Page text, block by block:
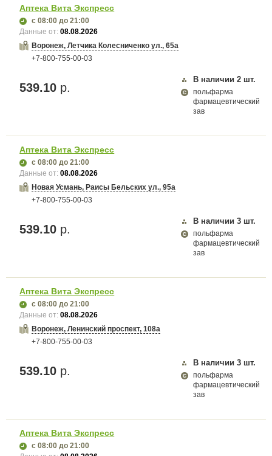
Аптека Вита Экспресс
с 08:00 до 21:00
Данные от:08.08.2026
Воронеж, Летчика Колесниченко ул., 65а
+7-800-755-00-03
539.10 р.
В наличии 2 шт.
польфарма
фармацевтический
зав
Аптека Вита Экспресс
с 08:00 до 21:00
Данные от:08.08.2026
Новая Усмань, Раисы Бельских ул., 95а
+7-800-755-00-03
539.10 р.
В наличии 3 шт.
польфарма
фармацевтический
зав
Аптека Вита Экспресс
с 08:00 до 21:00
Данные от:08.08.2026
Воронеж, Ленинский проспект, 108а
+7-800-755-00-03
539.10 р.
В наличии 3 шт.
польфарма
фармацевтический
зав
Аптека Вита Экспресс
с 08:00 до 21:00